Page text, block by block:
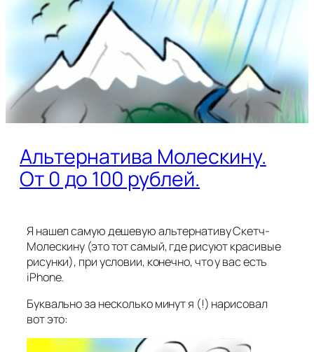
Альтернатива Молескину.
От 0 до 100 рублей.
Я нашел самую дешевую альтернативу Скетч-
Молескину (это тот самый, где рисуют красивые
рисунки), при условии, конечно, что у вас есть
iPhone.
Буквально за несколько минут я (!) нарисовал
вот это: